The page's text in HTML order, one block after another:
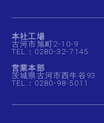
本社工場
古河市旭町2-10-9
TEL：0280-32-7145
営業本部
茨城県古河市西牛谷93
TEL：0280-98-5011